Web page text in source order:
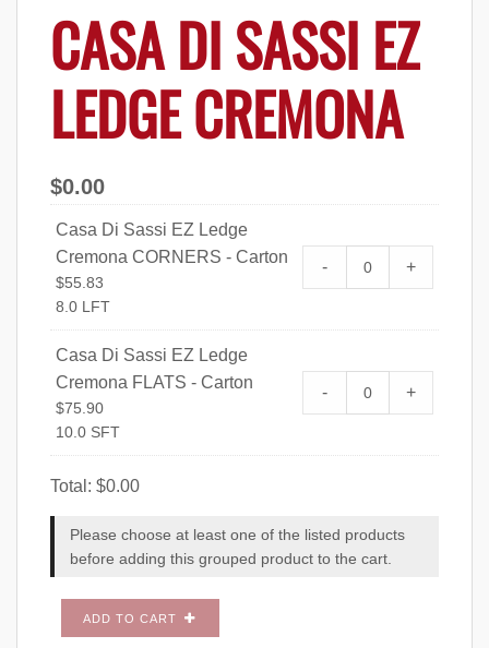
CASA DI SASSI EZ
LEDGE CREMONA
$0.00
Casa Di Sassi EZ Ledge
Cremona CORNERS - Carton
$55.83
8.0 LFT
-
Casa Di Sassi
Carton quantity
+
Casa Di Sassi EZ Ledge
Cremona FLATS - Carton
$75.90
10.0 SFT
-
Casa Di Sassi
Carton quantity
+
Total: $0.00
Please choose at least one of the listed products
before adding this grouped product to the cart.
ADD TO CART